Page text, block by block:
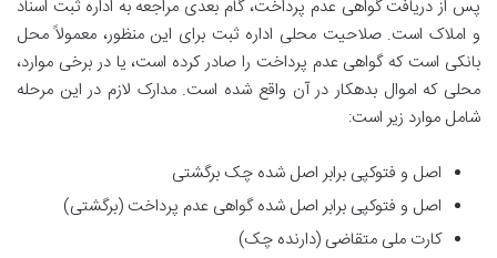
پس از دریافت گواهی عدم پرداخت، گام بعدی مراجعه به اداره ثبت اسناد
و املاک است. صلاحیت محلی اداره ثبت برای این منظور، معمولاً محل
بانکی است که گواهی عدم پرداخت را صادر کرده است، یا در برخی موارد،
محلی که اموال بدهکار در آن واقع شده است. مدارک لازم در این مرحله
شامل موارد زیر است:
اصل و فتوکپی برابر اصل شده چک برگشتی
اصل و فتوکپی برابر اصل شده گواهی عدم پرداخت (برگشتی)
کارت ملی متقاضی (دارنده چک)